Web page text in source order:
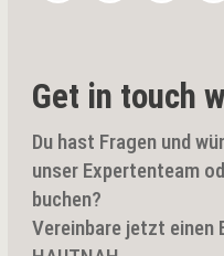
Get in touch
Du hast Fragen und
unser Expertenteam
buchen?
Vereinbare jetzt einen